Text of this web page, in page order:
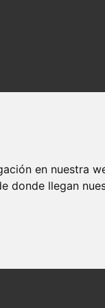
en nuestra
donde llegan